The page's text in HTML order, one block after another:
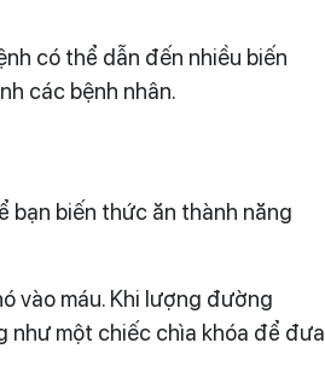
có thể dẫn đến nhiều biến
các bệnh nhân.
bạn biến thức ăn thành năng
vào máu. Khi lượng đường
như một chiếc chìa khóa để đưa